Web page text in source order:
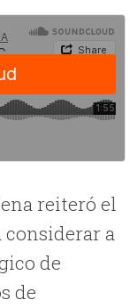
reiteró el
considerar a
de
de